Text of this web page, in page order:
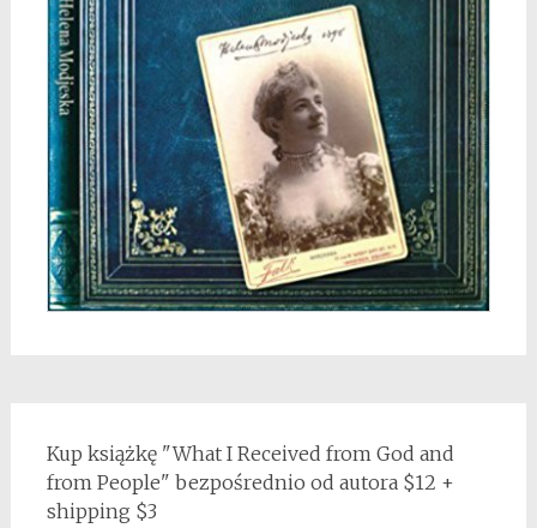
Kup książkę "What I Received from God and
from People" bezpośrednio od autora $12 +
shipping $3